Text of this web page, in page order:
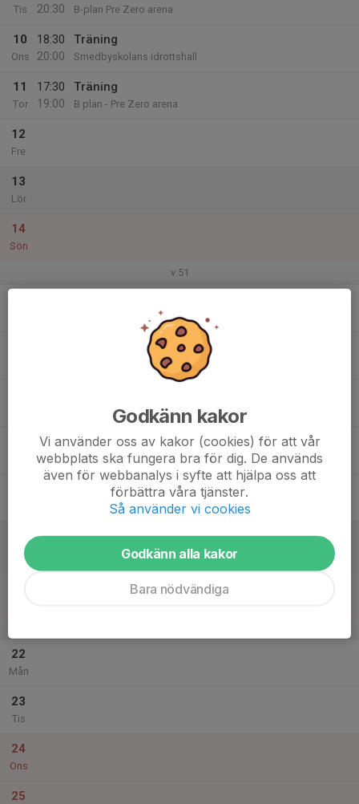
Tis
20:30
B-plan Pre Zero arena
10
Ons
18:30
20:00
Träning
Smedbyskolans idrottshall
11
Tor
17:30
19:00
Träning
B plan - Pre Zero arena
12
Fre
13
Lör
14
Sön
v.51
Laghäng och avslutning
Klubbhuset PreZero arena
Lör
22
Mån
23
Tis
24
Ons
25
Godkänn kakor
Vi använder oss av kakor (cookies) för att vår
webbplats ska fungera bra för dig. De används
även för webbanalys i syfte att hjälpa oss att
förbättra våra tjänster.
Så använder vi cookies
Godkänn alla kakor
Bara nödvändiga